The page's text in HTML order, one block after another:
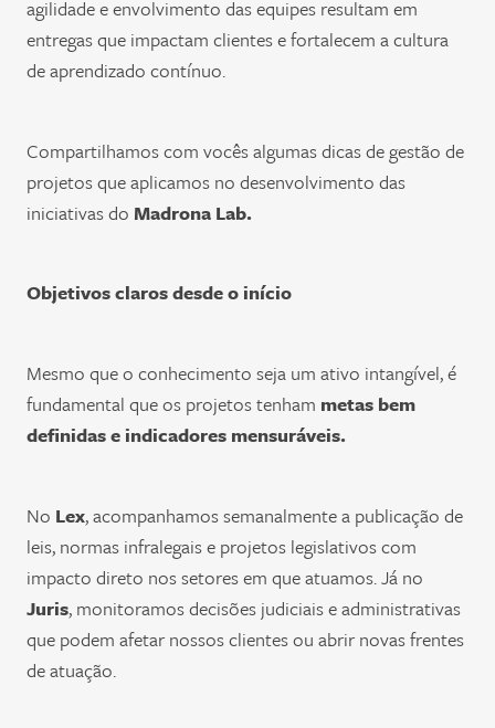
agilidade e envolvimento das equipes resultam em
entregas que impactam clientes e fortalecem a cultura
de aprendizado contínuo.
Compartilhamos com vocês algumas dicas de gestão de
projetos que aplicamos no desenvolvimento das
iniciativas do Madrona Lab.
Objetivos claros desde o início
Mesmo que o conhecimento seja um ativo intangível, é
fundamental que os projetos tenham metas bem
definidas e indicadores mensuráveis.
No Lex, acompanhamos semanalmente a publicação de
leis, normas infralegais e projetos legislativos com
impacto direto nos setores em que atuamos. Já no
Juris, monitoramos decisões judiciais e administrativas
que podem afetar nossos clientes ou abrir novas frentes
de atuação.